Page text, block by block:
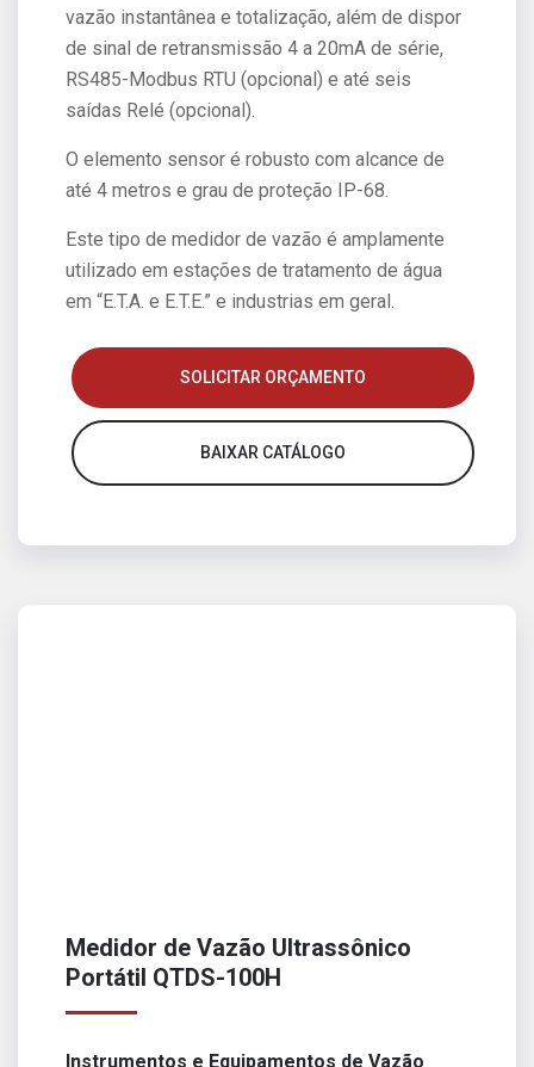
vazão instantânea e totalização, além de dispor
de sinal de retransmissão 4 a 20mA de série,
RS485-Modbus RTU (opcional) e até seis
saídas Relé (opcional).
O elemento sensor é robusto com alcance de
até 4 metros e grau de proteção IP-68.
Este tipo de medidor de vazão é amplamente
utilizado em estações de tratamento de água
em “E.T.A. e E.T.E.” e industrias em geral.
SOLICITAR ORÇAMENTO
BAIXAR CATÁLOGO
Medidor de Vazão Ultrassônico
Portátil QTDS-100H
Instrumentos e Equipamentos de Vazão